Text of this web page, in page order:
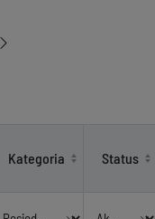
Kategoria Status